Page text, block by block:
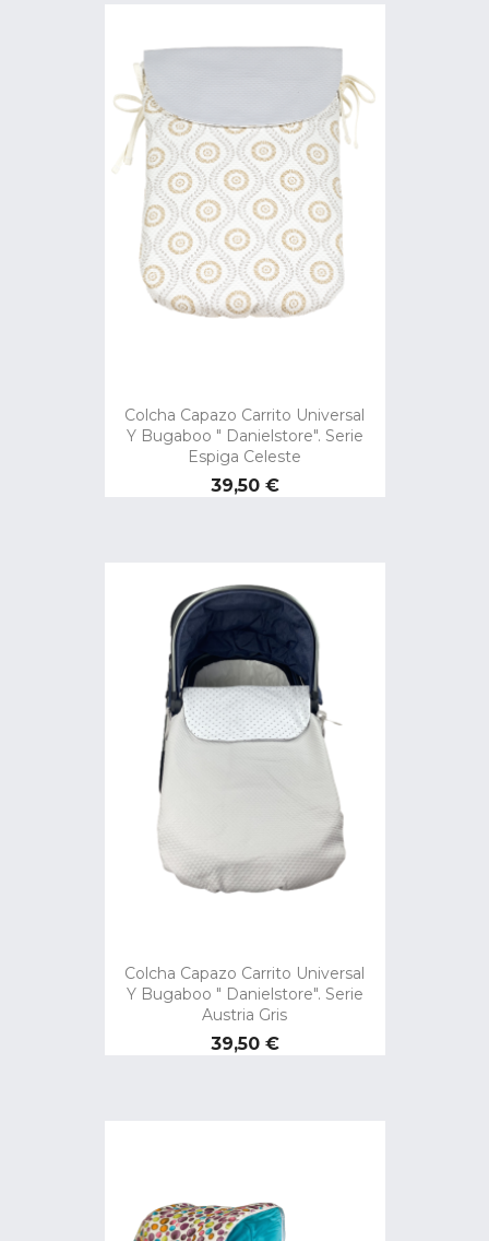
Colcha Capazo Carrito Universal
Y Bugaboo " Danielstore". Serie
Espiga Celeste
Precio
39,50 €
Colcha Capazo Carrito Universal
Y Bugaboo " Danielstore". Serie
Austria Gris
Precio
39,50 €